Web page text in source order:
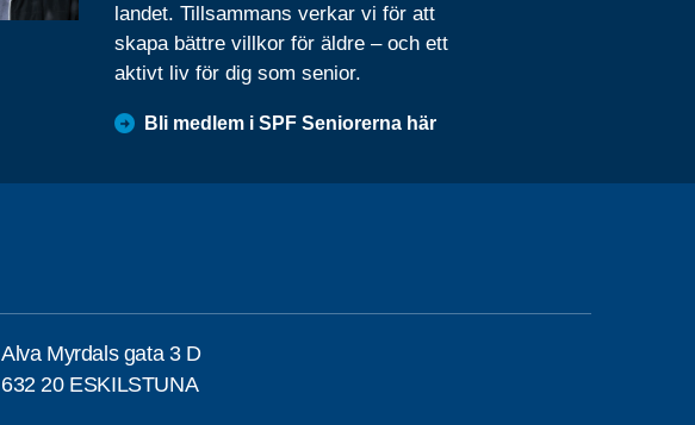
landet. Tillsammans verkar vi för att
skapa bättre villkor för äldre – och ett
aktivt liv för dig som senior.
Bli medlem i SPF Seniorerna här
Alva Myrdals gata 3 D
632 20 ESKILSTUNA